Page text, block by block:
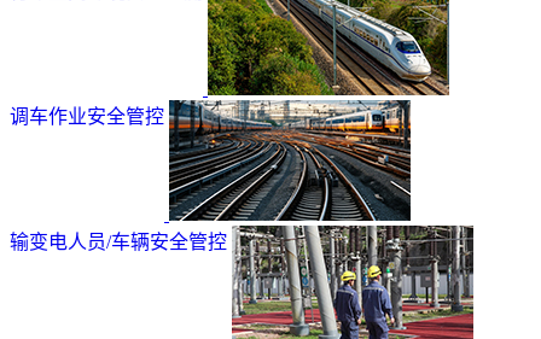
调车作业安全管控
输变电人员/车辆安全管控